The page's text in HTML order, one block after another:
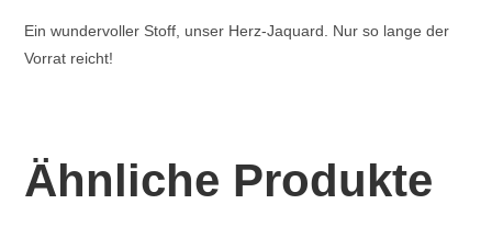
Ein wundervoller Stoff, unser Herz-Jaquard. Nur so lange der
Vorrat reicht!
Ähnliche Produkte